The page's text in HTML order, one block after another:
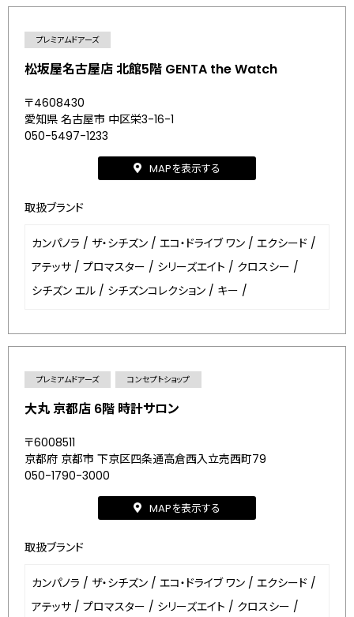
プレミアムドアーズ
松坂屋名古屋店 北館5階 GENTA the Watch
〒4608430
愛知県 名古屋市 中区栄3-16-1
050-5497-1233
MAPを表示する
取扱ブランド
カンパノラ / ザ・シチズン / エコ・ドライブ ワン / エクシード /
アテッサ / プロマスター / シリーズエイト / クロスシー /
シチズン エル / シチズンコレクション / キー /
プレミアムドアーズ コンセプトショップ
大丸 京都店 6階 時計サロン
〒6008511
京都府 京都市 下京区四条通高倉西入立売西町79
050-1790-3000
MAPを表示する
取扱ブランド
カンパノラ / ザ・シチズン / エコ・ドライブ ワン / エクシード /
アテッサ / プロマスター / シリーズエイト / クロスシー /